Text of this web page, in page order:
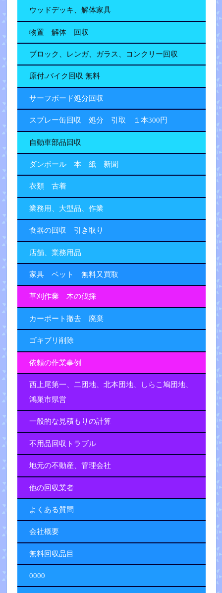
ウッドデッキ、解体家具
物置 解体 回収
ブロック、レンガ、ガラス、コンクリー回収
原付.バイク回収 無料
サーフボード処分回収
スプレー缶回収 処分 引取 １本300円
自動車部品回収
ダンボール 本 紙 新聞
衣類 古着
業務用、大型品、作業
食器の回収 引き取り
店舗、業務用品
家具 ベット 無料又買取
草刈作業 木の伐採
カーポート撤去 廃棄
ゴキブリ削除
依頼の作業事例
西上尾第一、二団地、北本団地、しらこ鳩団地、
鴻巣市県営
一般的な見積もりの計算
不用品回収トラブル
地元の不動産、管理会社
他の回収業者
よくある質問
会社概要
無料回収品目
0000